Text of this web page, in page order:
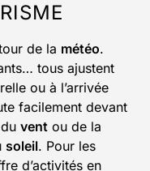
de la météo.
tous ajustent
ou à l’arrivée
facilement devant
vent ou de la
soleil. Pour les
d’activités en